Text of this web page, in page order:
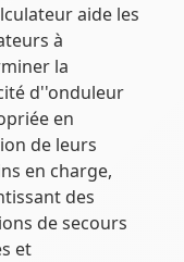
aide les
à
la
d''onduleur
en
de leurs
en charge,
des
de secours
et